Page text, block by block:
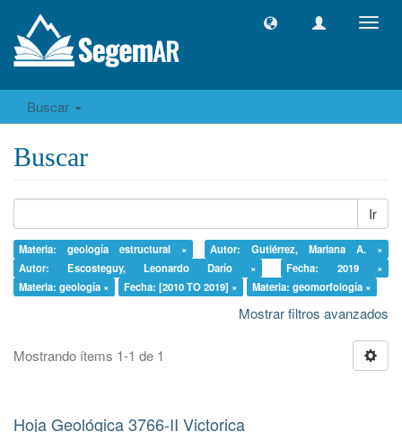
Buscar
Buscar
Ir
Materia: geología estructural ×
Autor: Gutiérrez, Mariana A. ×
Autor: Escosteguy, Leonardo Darío ×
Fecha: 2019 ×
Materia: geología ×
Fecha: [2010 TO 2019] × Materia: geomorfología ×
Mostrar filtros avanzados
Mostrando ítems 1-1 de 1
Hoja Geológica 3766-II Victorica